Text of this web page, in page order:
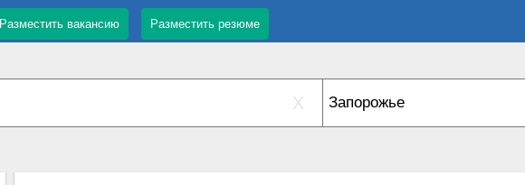
Разместить вакансию Разместить резюме
X